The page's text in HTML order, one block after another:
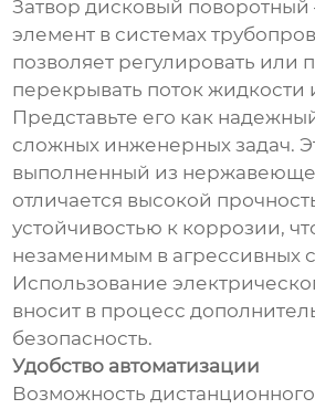
Затвор дисковый поворотный
элемент в системах
позволяет регулировать или
перекрывать поток жидкости
Представьте его как
сложных инженерных задач.
выполненный из
отличается высокой
устойчивостью к коррозии,
незаменимым в агрессивных
Использование
вносит в процесс
безопасность.
Удобство автоматизации
Возможность